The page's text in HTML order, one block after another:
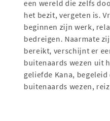
een wereld die zelfs
het bezit, vergeten is.
beginnen zijn werk,
bedreigen. Naarmate
bereikt, verschijnt er
buitenaards wezen uit
geliefde Kana,
buitenaards wezen,